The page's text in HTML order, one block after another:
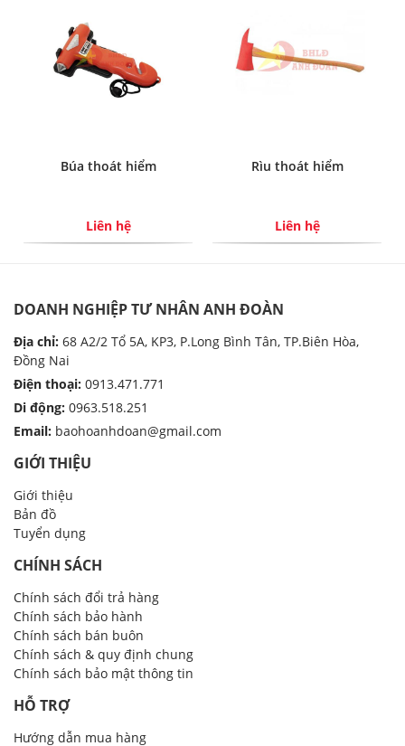
Búa thoát hiểm
Liên hệ
Rìu thoát hiểm
Liên hệ
DOANH NGHIỆP TƯ NHÂN ANH ĐOÀN
Địa chỉ: 68 A2/2 Tổ 5A, KP3, P.Long Bình Tân, TP.Biên Hòa,
Đồng Nai
Điện thoại: 0913.471.771
Di động: 0963.518.251
Email: baohoanhdoan@gmail.com
GIỚI THIỆU
Giới thiệu
Bản đồ
Tuyển dụng
CHÍNH SÁCH
Chính sách đổi trả hàng
Chính sách bảo hành
Chính sách bán buôn
Chính sách & quy định chung
Chính sách bảo mật thông tin
HỖ TRỢ
Hướng dẫn mua hàng